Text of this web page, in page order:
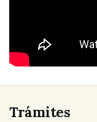
Trámites